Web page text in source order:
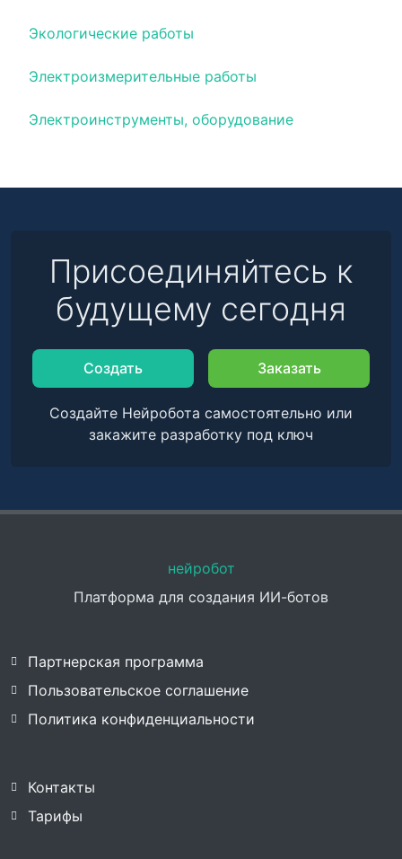
Экологические работы
Электроизмерительные работы
Электроинструменты, оборудование
Присоединяйтесь к
будущему сегодня
Создать Заказать
Создайте Нейробота самостоятельно или
закажите разработку под ключ
нейробот
Платформа для создания ИИ-ботов
Партнерская программа
Пользовательское соглашение
Политика конфиденциальности
Контакты
Тарифы